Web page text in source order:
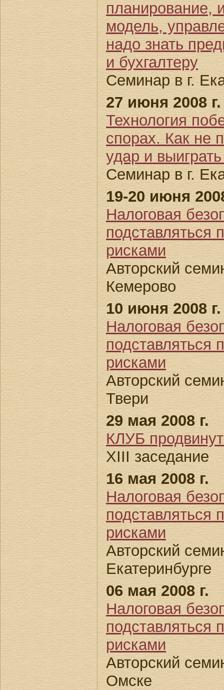
планирование,
модель,
надо знать
и бухгалтеру
Семинар в г.
27 июня 2008 г.
Технология
спорах. Как не
удар и
Семинар в г.
19-20 июня
Налоговая
подставляться
рисками
Авторский
Кемерово
10 июня 2008 г.
Налоговая
подставляться
рисками
Авторский
Твери
29 мая 2008 г.
КЛУБ
XIII заседание
16 мая 2008 г.
Налоговая
подставляться
рисками
Авторский
Екатеринбурге
06 мая 2008 г.
Налоговая
подставляться
рисками
Авторский
Омске